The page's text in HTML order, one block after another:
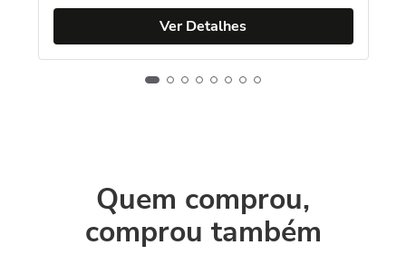
Ver Detalhes
Quem comprou,
comprou também